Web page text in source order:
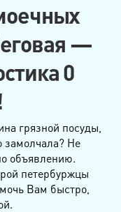
—
0
грязной посуды,
замолчала? Не
объявлению.
петербуржцы
Вам быстро,